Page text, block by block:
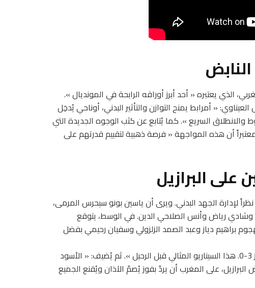
الذي يعتبره « أحد أبرز أوراقه الرابحة في المونديال ».
« أمرابط يمنح التوازن والتأثير البدني، أوناحي يُدخِل
والانطلاق السريع ». كما يُتابع عن كثب الوجوه الجديدة التي
أن هذه المواجهة « فرصة ذهبية لتقييم قدرتهم على
البرازيل
لإدارة الجهد البدني. ويرى أن ياسين بونو سيحرس المرمى،
رياض وأنس الصلاحي الدين. في الوسط، يتوقع
براهيم دياز وعبد الصمد الزلزولي وسفيان رحيمي بفضل
وعن توقعاته، يُجيب السكتيوي بثقة: « أرى المغرب يفوز 3-0. هذا السيناريو المثالي قبل الرحيل ». ثم يُضيف: « الأسود
على المغرب أن يردّ بفوز يُصمّ الآذان ويُقنع الجميع